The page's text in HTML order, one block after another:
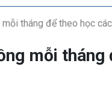
tháng để theo học
mỗi tháng